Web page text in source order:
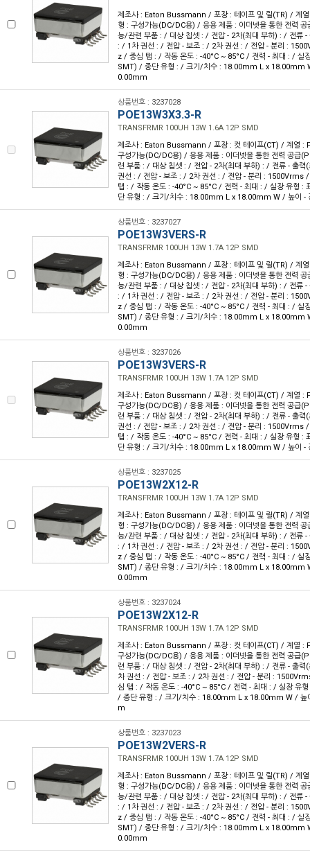
제조사 : Eaton Bussmann / 포장 : 테이프 및 릴(TR) / 계
형 : 구성가능(DC/DC용) / 응용 제품 : 이더넷을 통한 전력
능/관련 부품 : / 대상 칩셋 : / 전압 - 2차(최대 부하) : / 전류
: / 1차 권선 : / 전압 - 보조 : / 2차 권선 : / 전압 - 분리 :
z / 중심 탭 : / 작동 온도 : -40°C ~ 85°C / 전력 - 최대 : / 실
SMT) / 종단 유형 : / 크기/치수 : 18.00mm L x 18.00mm
0.00mm
상품번호 : 3237028
POE13W3X3.3-R
TRANSFRMR 100UH 13W 1.6A 12P SMD
제조사 : Eaton Bussmann / 포장 : 컷 테이프(CT) / 계열 :
구성가능(DC/DC용) / 응용 제품 : 이더넷을 통한 전력 공급
련 부품 : / 대상 칩셋 : / 전압 - 2차(최대 부하) : / 전류 - 출
권선 : / 전압 - 보조 : / 2차 권선 : / 전압 - 분리 : 1500Vrms
탭 : / 작동 온도 : -40°C ~ 85°C / 전력 - 최대 : / 실장 유형 :
단 유형 : / 크기/치수 : 18.00mm L x 18.00mm W / 높이 -
상품번호 : 3237027
POE13W3VERS-R
TRANSFRMR 100UH 13W 1.7A 12P SMD
제조사 : Eaton Bussmann / 포장 : 테이프 및 릴(TR) / 계
형 : 구성가능(DC/DC용) / 응용 제품 : 이더넷을 통한 전력
능/관련 부품 : / 대상 칩셋 : / 전압 - 2차(최대 부하) : / 전류
: / 1차 권선 : / 전압 - 보조 : / 2차 권선 : / 전압 - 분리 :
z / 중심 탭 : / 작동 온도 : -40°C ~ 85°C / 전력 - 최대 : / 실
SMT) / 종단 유형 : / 크기/치수 : 18.00mm L x 18.00mm
0.00mm
상품번호 : 3237026
POE13W3VERS-R
TRANSFRMR 100UH 13W 1.7A 12P SMD
제조사 : Eaton Bussmann / 포장 : 컷 테이프(CT) / 계열 :
구성가능(DC/DC용) / 응용 제품 : 이더넷을 통한 전력 공급
련 부품 : / 대상 칩셋 : / 전압 - 2차(최대 부하) : / 전류 - 출
권선 : / 전압 - 보조 : / 2차 권선 : / 전압 - 분리 : 1500Vrms
탭 : / 작동 온도 : -40°C ~ 85°C / 전력 - 최대 : / 실장 유형 :
단 유형 : / 크기/치수 : 18.00mm L x 18.00mm W / 높이 -
상품번호 : 3237025
POE13W2X12-R
TRANSFRMR 100UH 13W 1.7A 12P SMD
제조사 : Eaton Bussmann / 포장 : 테이프 및 릴(TR) / 계
형 : 구성가능(DC/DC용) / 응용 제품 : 이더넷을 통한 전력
능/관련 부품 : / 대상 칩셋 : / 전압 - 2차(최대 부하) : / 전류
: / 1차 권선 : / 전압 - 보조 : / 2차 권선 : / 전압 - 분리 :
z / 중심 탭 : / 작동 온도 : -40°C ~ 85°C / 전력 - 최대 : / 실
SMT) / 종단 유형 : / 크기/치수 : 18.00mm L x 18.00mm
0.00mm
상품번호 : 3237024
POE13W2X12-R
TRANSFRMR 100UH 13W 1.7A 12P SMD
제조사 : Eaton Bussmann / 포장 : 컷 테이프(CT) / 계열 :
구성가능(DC/DC용) / 응용 제품 : 이더넷을 통한 전력 공급
련 부품 : / 대상 칩셋 : / 전압 - 2차(최대 부하) : / 전류 - 출
차 권선 : / 전압 - 보조 : / 2차 권선 : / 전압 - 분리 :
심 탭 : / 작동 온도 : -40°C ~ 85°C / 전력 - 최대 : / 실장 유
/ 종단 유형 : / 크기/치수 : 18.00mm L x 18.00mm W / 높
m
상품번호 : 3237023
POE13W2VERS-R
TRANSFRMR 100UH 13W 1.7A 12P SMD
제조사 : Eaton Bussmann / 포장 : 테이프 및 릴(TR) / 계
형 : 구성가능(DC/DC용) / 응용 제품 : 이더넷을 통한 전력
능/관련 부품 : / 대상 칩셋 : / 전압 - 2차(최대 부하) : / 전류
: / 1차 권선 : / 전압 - 보조 : / 2차 권선 : / 전압 - 분리 :
z / 중심 탭 : / 작동 온도 : -40°C ~ 85°C / 전력 - 최대 : / 실
SMT) / 종단 유형 : / 크기/치수 : 18.00mm L x 18.00mm
0.00mm